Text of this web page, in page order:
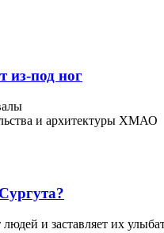
из-под ног
и архитектуры ХМАО
и заставляет их